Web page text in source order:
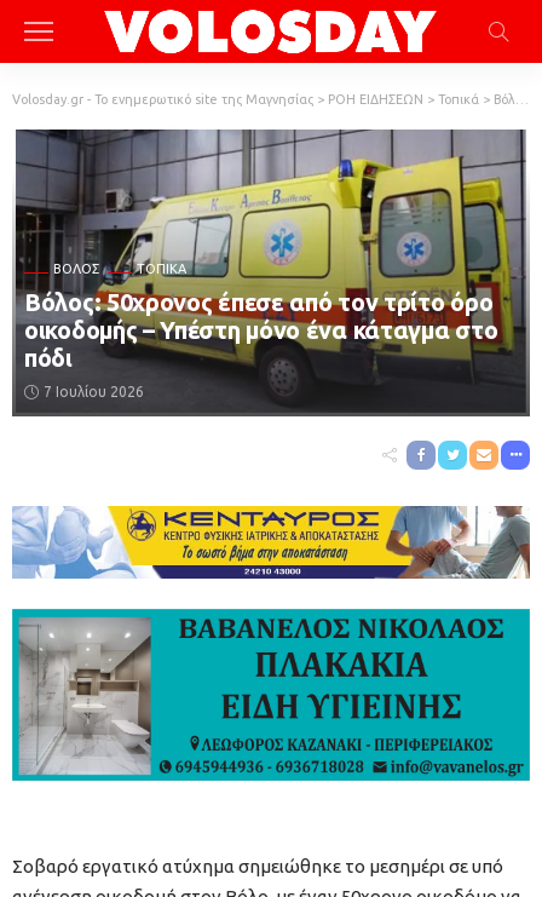
Volosday.gr - Το ενημερωτικό site της Μαγνησίας > ΡΟΗ ΕΙΔΗΣΕΩΝ > Τοπικά > Βόλος
ΒΌΛΟΣ ΤΟΠΙΚΆ
Βόλος: 50χρονος έπεσε από τον τρίτο όρο
οικοδομής – Υπέστη μόνο ένα κάταγμα στο
πόδι
7 Ιουλίου 2026
Σοβαρό εργατικό ατύχημα σημειώθηκε το μεσημέρι σε υπό